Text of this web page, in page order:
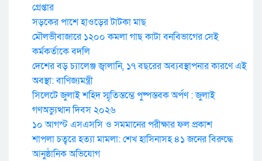
গ্রেপ্তার
সড়কের পাশে হাওড়ের টাটকা মাছ
মৌলভীবাজারে ১২০০ কমলা গাছ কাটা বনবিভাগের সেই
কর্মকর্তাকে বদলি
দেশের বড় চ্যালেঞ্জ জ্বালানি, ১৭ বছরের অব্যবস্থাপনার কারণে এই
অবস্থা: বাণিজ্যমন্ত্রী
সিলেটে জুলাই শহিদ স্মৃতিস্তম্ভে পুষ্পস্তবক অর্পণ : জুলাই
গণঅভ্যুত্থান দিবস ২০২৬
১০ আগস্ট এসএসসি ও সমমানের পরীক্ষার ফল প্রকাশ
শাপলা চত্বরে হত্যা মামলা: শেখ হাসিনাসহ ৪১ জনের বিরুদ্ধে
আনুষ্ঠানিক অভিযোগ